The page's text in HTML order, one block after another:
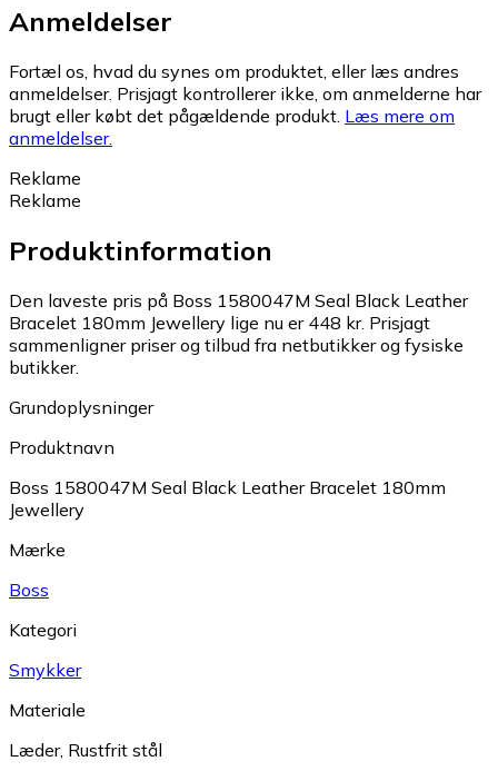
Anmeldelser
Fortæl os, hvad du synes om produktet, eller læs andres
anmeldelser. Prisjagt kontrollerer ikke, om anmelderne har
brugt eller købt det pågældende produkt. Læs mere om
anmeldelser.
Reklame
Reklame
Produktinformation
Den laveste pris på Boss 1580047M Seal Black Leather
Bracelet 180mm Jewellery lige nu er 448 kr. Prisjagt
sammenligner priser og tilbud fra netbutikker og fysiske
butikker.
Grundoplysninger
Produktnavn
Boss 1580047M Seal Black Leather Bracelet 180mm
Jewellery
Mærke
Boss
Kategori
Smykker
Materiale
Læder, Rustfrit stål